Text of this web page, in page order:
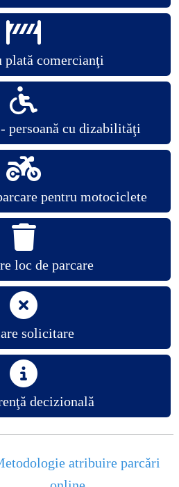
plată comercianţi
persoană cu dizabilităţi
pentru motociclete
loc de parcare
solicitare
decizională
atribuire parcări